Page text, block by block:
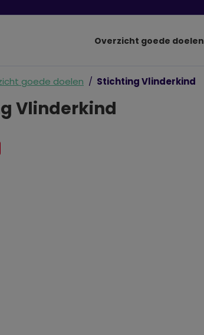
Overzicht goede doelen
goede doelen Stichting Vlinderkind
Vlinderkind